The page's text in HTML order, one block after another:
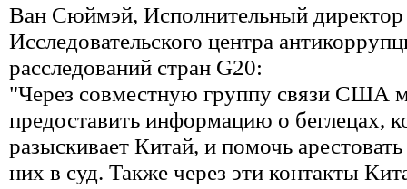
Ван Сюймэй, Исполнительный директор
Исследовательского центра
расследований стран G20:
"Через совместную группу связи США
предоставить информацию о беглецах,
разыскивает Китай, и помочь
них в суд. Также через эти контакты